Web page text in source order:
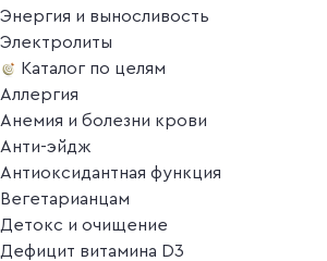
Энергия и выносливость
Электролиты
Каталог по целям
Аллергия
Анемия и болезни крови
Анти-эйдж
Антиоксидантная функция
Вегетарианцам
Детокс и очищение
Дефицит витамина D3